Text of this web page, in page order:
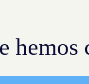
hemos